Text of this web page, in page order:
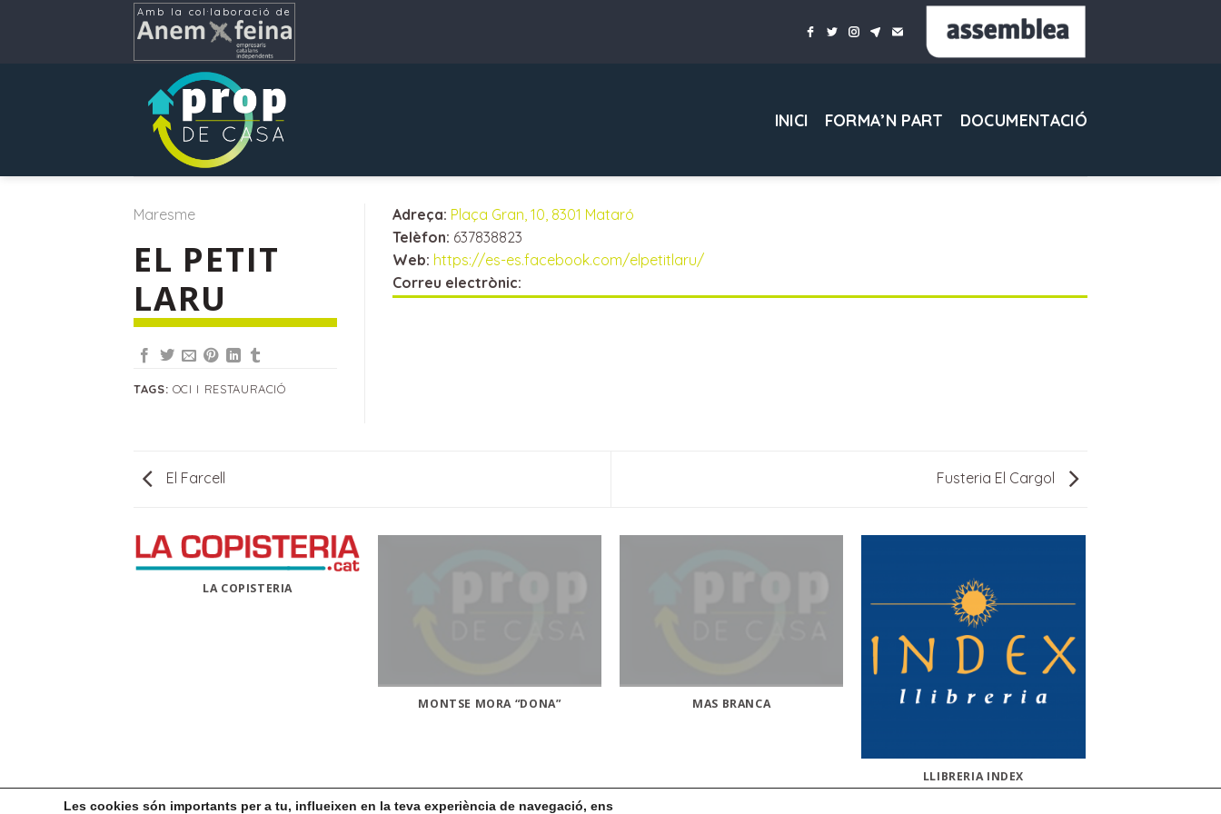
Amb la col·laboració de
INICI FORMA’N PART DOCUMENTACIÓ
Maresme
EL PETIT
LARU
TAGS: OCI I RESTAURACIÓ
Adreça: Plaça Gran, 10, 8301 Mataró
Telèfon: 637838823
Web: https://es-es.facebook.com/elpetitlaru/
Correu electrònic:
El Farcell Fusteria El Cargol
LA COPISTERIA
MONTSE MORA “DONA” MAS BRANCA
LLIBRERIA INDEX
Les cookies són importants per a tu, influeixen en la teva experiència de navegació, ens